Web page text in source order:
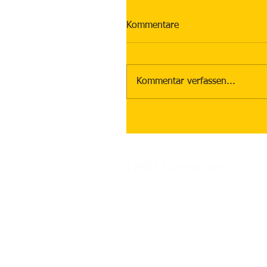
Kommentare
Kommentar verfassen...